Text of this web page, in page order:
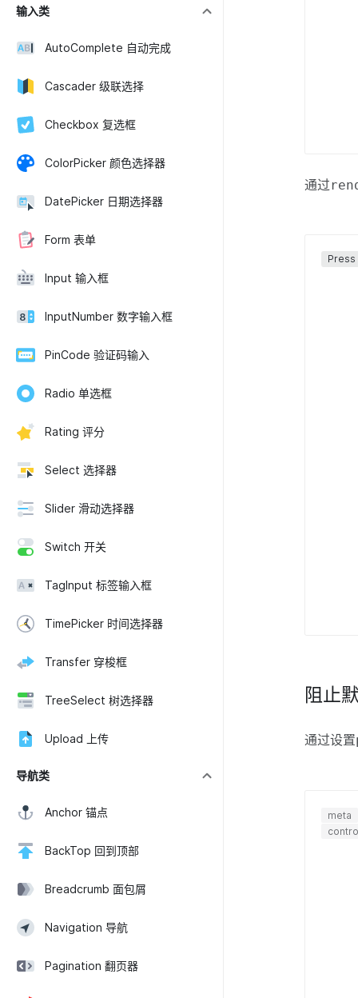
输入类
AutoComplete 自动完成
Cascader 级联选择
Checkbox 复选框
ColorPicker 颜色选择器
DatePicker 日期选择器
Form 表单
Input 输入框
InputNumber 数字输入框
PinCode 验证码输入
Radio 单选框
Rating 评分
Select 选择器
Slider 滑动选择器
Switch 开关
TagInput 标签输入框
TimePicker 时间选择器
Transfer 穿梭框
TreeSelect 树选择器
Upload 上传
导航类
Anchor 锚点
BackTop 回到顶部
Breadcrumb 面包屑
Navigation 导航
Pagination 翻页器
通过
Press
阻止
通过设置
meta